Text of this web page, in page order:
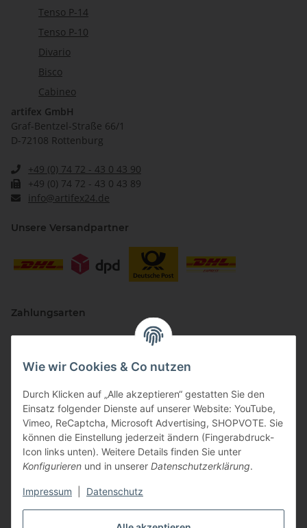
Wie wir Cookies & Co nutzen
Durch Klicken auf „Alle akzeptieren“ gestatten Sie den
Einsatz folgender Dienste auf unserer Website: YouTube,
Vimeo, ReCaptcha, Microsoft Advertising, SHOPVOTE. Sie
können die Einstellung jederzeit ändern (Fingerabdruck-
Icon links unten). Weitere Details finden Sie unter
Konfigurieren und in unserer Datenschutzerklärung.
Impressum Datenschutz
Tenso P-14
Tenso P-10
Divario
Bisco
Cabineo
artifex GmbH
Graf-Bentzel-Straße 66/1
D-72108 Rottenburg
+49 (0) 74 72 - 43 0 43 90
+49 (0) 74 72 - 43 0 43 89
info@artifex24.de
Unsere Versandpartner
Zahlungsarten
Vertriebspartner